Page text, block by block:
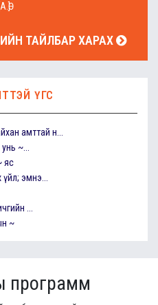
[А.Ө]
ТАЙЛБАР ХАРАХ
ҮГС
амттай н...
~...
яс
үйл; эмнэ...
...
~
программ